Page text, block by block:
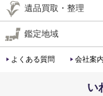
遺品買取・整理
鑑定地域
よくある質問 会社案
い